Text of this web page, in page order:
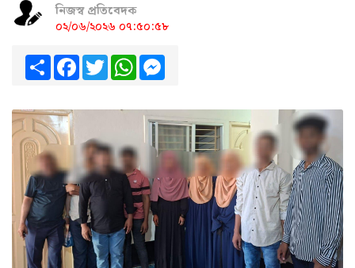
নিজস্ব প্রতিবেদক
০২/০৬/২০২৬ ০৭:৫০:৫৮
ShareFacebook
TwitterWhatsApp